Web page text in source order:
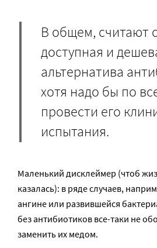
В общем, считают
доступная и
альтернатива
хотя надо бы по
провести его
испытания.
Маленький дисклеймер (чтоб
казалась): в ряде случаев,
ангине или развившейся
без антибиотиков все-таки не
заменить их медом.